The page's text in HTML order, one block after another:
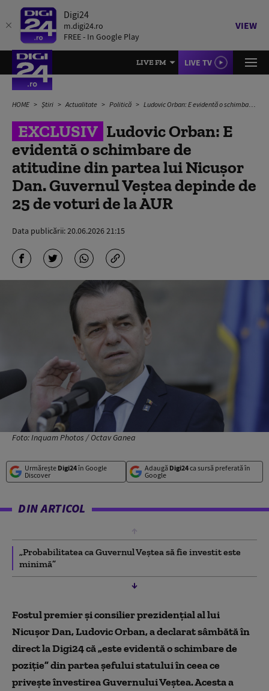
Digi24
m.digi24.ro
FREE - In Google Play
VIEW
LIVE FM LIVE TV
HOME Știri Actualitate Politică Ludovic Orban: E evidentă o schimbare de atitudine din partea lui Nicușor Dan. Guvernul Veștea depinde de 25 de voturi de la AUR
EXCLUSIV Ludovic Orban: E
evidentă o schimbare de
atitudine din partea lui Nicușor
Dan. Guvernul Veștea depinde de
25 de voturi de la AUR
Data publicării:20.06.2026 21:15
Foto: Inquam Photos / Octav Ganea
Urmărește Digi24în Google
Discover
Adaugă Digi24ca sursă preferată în
Google
DIN ARTICOL
„Probabilitatea ca Guvernul Veștea să fie investit este
minimă”
Fostul premier și consilier prezidențial al lui
Nicușor Dan, Ludovic Orban, a declarat sâmbătă în
direct la Digi24 că „este evidentă o schimbare de
poziție” din partea șefului statului în ceea ce
privește învestirea Guvernului Veștea. Acesta a